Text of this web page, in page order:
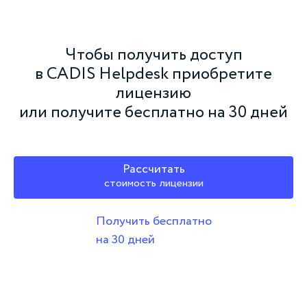
Чтобы получить доступ
в CADIS Helpdesk приобретите
лицензию
или получите бесплатно на 30 дней
Рассчитать
стоимость лицензии
Получить бесплатно
на 30 дней